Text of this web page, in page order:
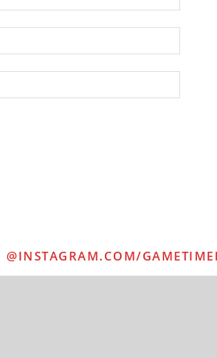
@INSTAGRAM.COM/